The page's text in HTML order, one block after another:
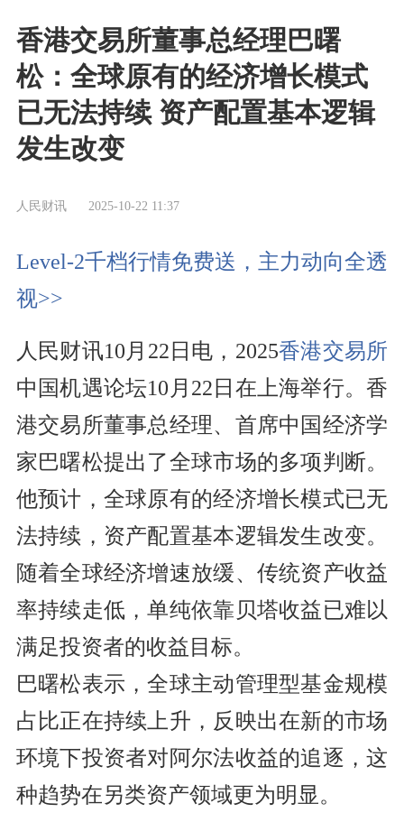
香港交易所董事总经理巴曙
松：全球原有的经济增长模式
已无法持续 资产配置基本逻辑
发生改变
人民财讯 2025-10-22 11:37
Level-2千档行情免费送，主力动向全透
视>>
人民财讯10月22日电，2025香港交易所
中国机遇论坛10月22日在上海举行。香
港交易所董事总经理、首席中国经济学
家巴曙松提出了全球市场的多项判断。
他预计，全球原有的经济增长模式已无
法持续，资产配置基本逻辑发生改变。
随着全球经济增速放缓、传统资产收益
率持续走低，单纯依靠贝塔收益已难以
满足投资者的收益目标。
巴曙松表示，全球主动管理型基金规模
占比正在持续上升，反映出在新的市场
环境下投资者对阿尔法收益的追逐，这
种趋势在另类资产领域更为明显。